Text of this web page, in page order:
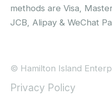
methods are Visa,
JCB, Alipay & WeChat
© Hamilton Island
Privacy Policy